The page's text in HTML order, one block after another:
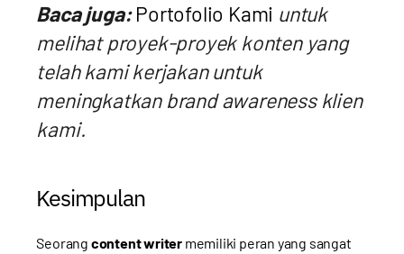
Baca juga: Portofolio Kami untuk
melihat proyek-proyek konten yang
telah kami kerjakan untuk
meningkatkan brand awareness klien
kami.
Kesimpulan
Seorang content writermemiliki peran yang sangat